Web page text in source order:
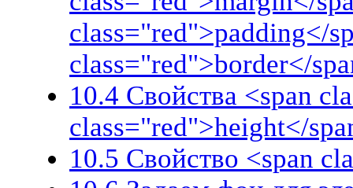
class="red">padding</
class="red">border</
10.4 Свойства <span
class="red">height</
10.5 Свойство <span